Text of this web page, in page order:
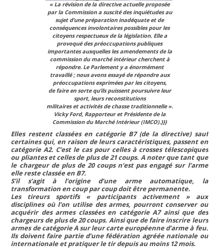
« La révision de la directive actuelle proposée
par la Commission a suscité des inquiétudes au
sujet d’une préparation inadéquate et de
conséquences involontaires possibles pour les
citoyens respectueux de la législation. Elle a
provoqué des préoccupations publiques
importantes auxquelles les amendements de la
commission du marché intérieur cherchent à
répondre. Le Parlement y a énormément
travaillé ; nous avons essayé de répondre aux
préoccupations exprimées par les citoyens,
de faire en sorte qu’ils puissent poursuivre leur
sport, leurs reconstitutions
militaires et activités de chasse traditionnelle ».
Vicky Ford, Rapporteur et Présidente de la
Commission du Marché Intérieur (IMCO).}}}
Elles restent classées en catégorie B7 (de la directive) sauf
certaines qui, en raison de leurs caractéristiques, passent en
catégorie A2. C’est le cas pour celles à crosses télescopiques
ou pliantes et celles de plus de 21 coups. A noter que tant que
le chargeur de plus de 20 coups n’est pas engagé sur l’arme
elle reste classée en B7.
S’il s’agit à l’origine d’une arme automatique, la
transformation en coup par coup doit être permanente.
Les tireurs sportifs « participants activement »aux
disciplines où l’on utilise des armes, pourront conserver ou
acquérir des armes classées en catégorie A7 ainsi que des
chargeurs de plus de 20 coups. Ainsi que de faire inscrire leurs
armes de catégorie A sur leur carte européenne d’arme à feu.
Ils doivent faire partie d’une fédération agréée nationale ou
internationale et pratiquer le tir depuis au moins 12 mois.